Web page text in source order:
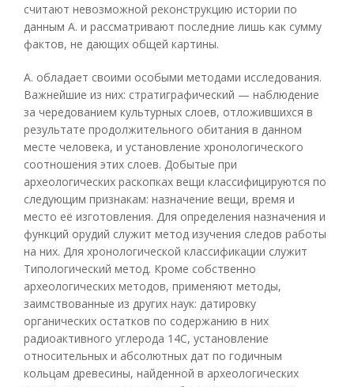
считают невозможной реконструкцию истории по
данным А. и рассматривают последние лишь как сумму
фактов, не дающих общей картины.
А. обладает своими особыми методами исследования.
Важнейшие из них: стратиграфический — наблюдение
за чередованием культурных слоев, отложившихся в
результате продолжительного обитания в данном
месте человека, и установление хронологического
соотношения этих слоев. Добытые при
археологических раскопках вещи классифицируются по
следующим признакам: назначение вещи, время и
место её изготовления. Для определения назначения и
функций орудий служит метод изучения следов работы
на них. Для хронологической классификации служит
Типологический метод. Кроме собственно
археологических методов, применяют методы,
заимствованные из других наук: датировку
органических остатков по содержанию в них
радиоактивного углерода 14C, установление
относительных и абсолютных дат по годичным
кольцам древесины, найденной в археологических